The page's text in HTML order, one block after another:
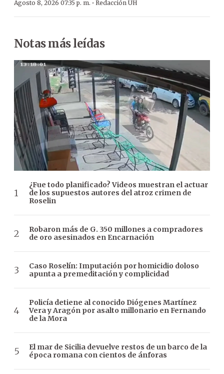
Agosto 8, 2026 07:35 p. m. · Redacción ÚH
Notas más leídas
¿Fue todo planificado? Videos muestran el actuar
de los supuestos autores del atroz crimen de
Roselin
Robaron más de G. 350 millones a compradores
de oro asesinados en Encarnación
Caso Roselín: Imputación por homicidio doloso
apunta a premeditación y complicidad
Policía detiene al conocido Diógenes Martínez
Vera y Aragón por asalto millonario en Fernando
de la Mora
El mar de Sicilia devuelve restos de un barco de la
época romana con cientos de ánforas